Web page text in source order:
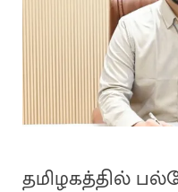
தமிழகத்தில்